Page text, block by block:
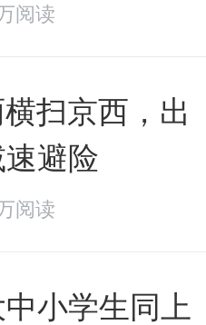
阅读
扫京西，出
避险
阅读
小学生同上